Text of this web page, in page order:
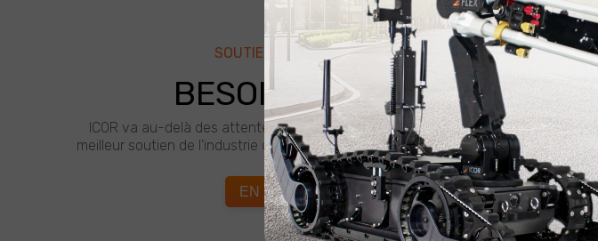
SOUTIEN À LA CLIENTÈLE
BESOIN D'AIDE ?
ICOR va au-delà des attentes de ses clients. Soyez à l'aise avec le
meilleur soutien de l'industrie d'ICOR, quand et où vous en avez besoin.
EN SAVOIR PLUS